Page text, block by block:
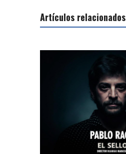
Artículos relacionados